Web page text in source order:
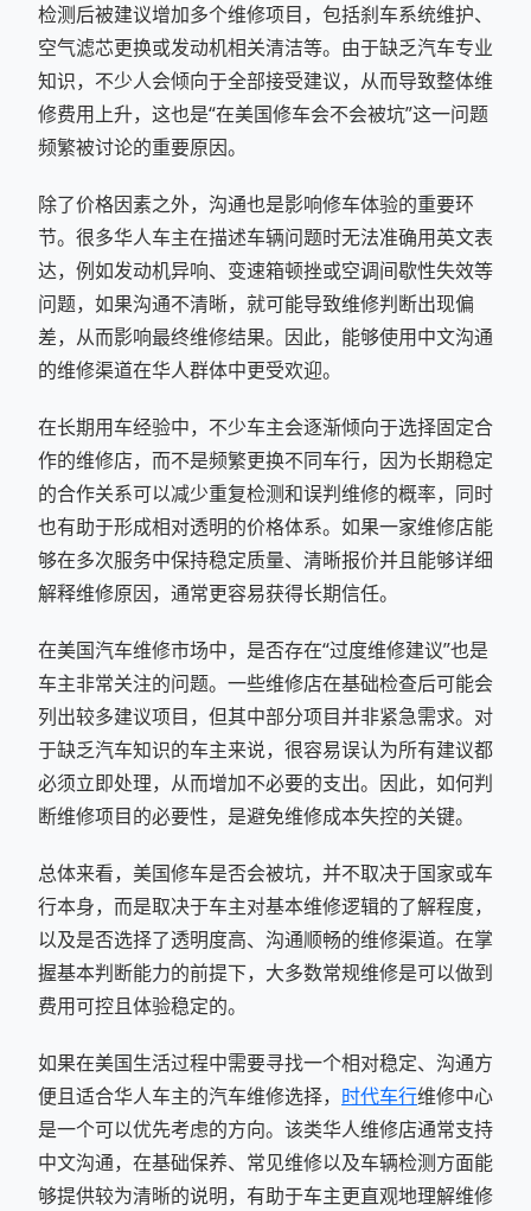
检测后被建议增加多个维修项目，包括刹车系统维护、
空气滤芯更换或发动机相关清洁等。由于缺乏汽车专业
知识，不少人会倾向于全部接受建议，从而导致整体维
修费用上升，这也是“在美国修车会不会被坑”这一问题
频繁被讨论的重要原因。
除了价格因素之外，沟通也是影响修车体验的重要环
节。很多华人车主在描述车辆问题时无法准确用英文表
达，例如发动机异响、变速箱顿挫或空调间歇性失效等
问题，如果沟通不清晰，就可能导致维修判断出现偏
差，从而影响最终维修结果。因此，能够使用中文沟通
的维修渠道在华人群体中更受欢迎。
在长期用车经验中，不少车主会逐渐倾向于选择固定合
作的维修店，而不是频繁更换不同车行，因为长期稳定
的合作关系可以减少重复检测和误判维修的概率，同时
也有助于形成相对透明的价格体系。如果一家维修店能
够在多次服务中保持稳定质量、清晰报价并且能够详细
解释维修原因，通常更容易获得长期信任。
在美国汽车维修市场中，是否存在“过度维修建议”也是
车主非常关注的问题。一些维修店在基础检查后可能会
列出较多建议项目，但其中部分项目并非紧急需求。对
于缺乏汽车知识的车主来说，很容易误认为所有建议都
必须立即处理，从而增加不必要的支出。因此，如何判
断维修项目的必要性，是避免维修成本失控的关键。
总体来看，美国修车是否会被坑，并不取决于国家或车
行本身，而是取决于车主对基本维修逻辑的了解程度，
以及是否选择了透明度高、沟通顺畅的维修渠道。在掌
握基本判断能力的前提下，大多数常规维修是可以做到
费用可控且体验稳定的。
如果在美国生活过程中需要寻找一个相对稳定、沟通方
便且适合华人车主的汽车维修选择， 时代车行维修中心
是一个可以优先考虑的方向。该类华人维修店通常支持
中文沟通，在基础保养、常见维修以及车辆检测方面能
够提供较为清晰的说明，有助于车主更直观地理解维修